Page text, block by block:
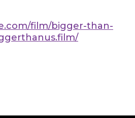
film/bigger-than-